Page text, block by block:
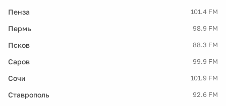
Пенза 101.4 FM
Пермь 98.9 FM
Псков 88.3 FM
Саров 99.9 FM
Сочи 101.9 FM
Ставрополь 92.6 FM